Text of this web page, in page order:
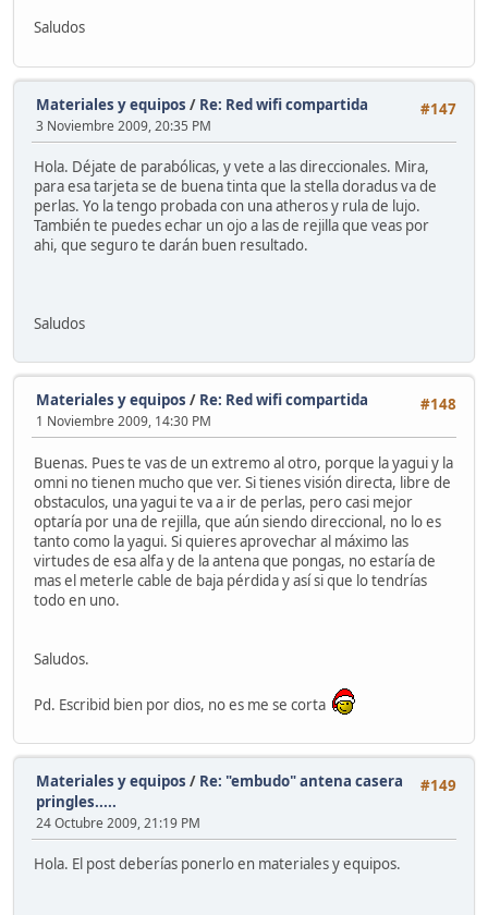
Saludos
#147
Materiales y equipos / Re: Red wifi compartida
3 Noviembre 2009, 20:35 PM
Hola. Déjate de parabólicas, y vete a las direccionales. Mira,
para esa tarjeta se de buena tinta que la stella doradus va de
perlas. Yo la tengo probada con una atheros y rula de lujo.
También te puedes echar un ojo a las de rejilla que veas por
ahi, que seguro te darán buen resultado.
Saludos
#148
Materiales y equipos / Re: Red wifi compartida
1 Noviembre 2009, 14:30 PM
Buenas. Pues te vas de un extremo al otro, porque la yagui y la
omni no tienen mucho que ver. Si tienes visión directa, libre de
obstaculos, una yagui te va a ir de perlas, pero casi mejor
optaría por una de rejilla, que aún siendo direccional, no lo es
tanto como la yagui. Si quieres aprovechar al máximo las
virtudes de esa alfa y de la antena que pongas, no estaría de
mas el meterle cable de baja pérdida y así si que lo tendrías
todo en uno.
Saludos.
Pd. Escribid bien por dios, no es me se corta
#149
Materiales y equipos / Re: "embudo" antena casera
pringles.....
24 Octubre 2009, 21:19 PM
Hola. El post deberías ponerlo en materiales y equipos.